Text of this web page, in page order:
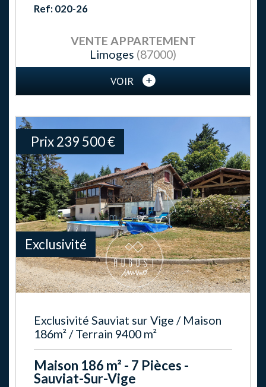
Ref: 020-26
VENTE APPARTEMENT
Limoges (87000)
VOIR
Exclusivité
Prix239 500€
Exclusivité Sauviat sur Vige / Maison
186m² / Terrain 9400 m²
Maison 186 m² - 7 Pièces -
Sauviat-Sur-Vige